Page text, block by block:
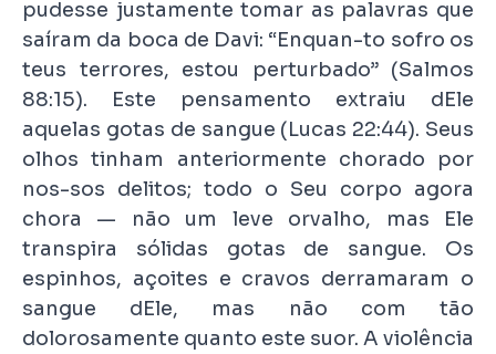
pudesse justamente tomar as palavras que
saíram da boca de Davi: “Enquan-to sofro os
teus terrores, estou perturbado” (Salmos
88:15). Este pensamento extraiu dEle
aquelas gotas de sangue (Lucas 22:44). Seus
olhos tinham anteriormente chorado por
nos-sos delitos; todo o Seu corpo agora
chora — não um leve orvalho, mas Ele
transpira sólidas gotas de sangue. Os
espinhos, açoites e cravos derramaram o
sangue dEle, mas não com tão
dolorosamente quanto este suor. A violência